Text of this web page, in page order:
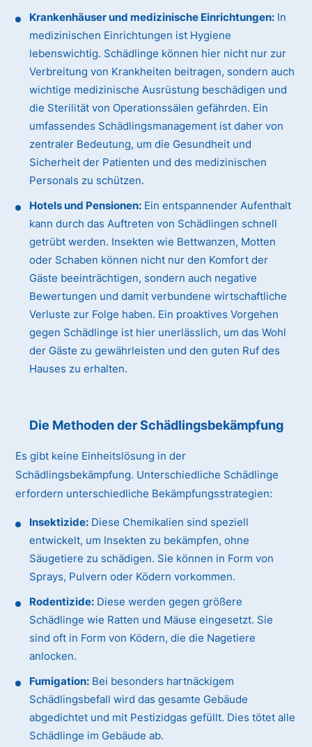
Krankenhäuser und medizinische Einrichtungen: In
medizinischen Einrichtungen ist Hygiene
lebenswichtig. Schädlinge können hier nicht nur zur
Verbreitung von Krankheiten beitragen, sondern auch
wichtige medizinische Ausrüstung beschädigen und
die Sterilität von Operationssälen gefährden. Ein
umfassendes Schädlingsmanagement ist daher von
zentraler Bedeutung, um die Gesundheit und
Sicherheit der Patienten und des medizinischen
Personals zu schützen.
Hotels und Pensionen: Ein entspannender Aufenthalt
kann durch das Auftreten von Schädlingen schnell
getrübt werden. Insekten wie Bettwanzen, Motten
oder Schaben können nicht nur den Komfort der
Gäste beeinträchtigen, sondern auch negative
Bewertungen und damit verbundene wirtschaftliche
Verluste zur Folge haben. Ein proaktives Vorgehen
gegen Schädlinge ist hier unerlässlich, um das Wohl
der Gäste zu gewährleisten und den guten Ruf des
Hauses zu erhalten.
Die Methoden der Schädlingsbekämpfung
Es gibt keine Einheitslösung in der
Schädlingsbekämpfung. Unterschiedliche Schädlinge
erfordern unterschiedliche Bekämpfungsstrategien:
Insektizide: Diese Chemikalien sind speziell
entwickelt, um Insekten zu bekämpfen, ohne
Säugetiere zu schädigen. Sie können in Form von
Sprays, Pulvern oder Ködern vorkommen.
Rodentizide: Diese werden gegen größere
Schädlinge wie Ratten und Mäuse eingesetzt. Sie
sind oft in Form von Ködern, die die Nagetiere
anlocken.
Fumigation: Bei besonders hartnäckigem
Schädlingsbefall wird das gesamte Gebäude
abgedichtet und mit Pestizidgas gefüllt. Dies tötet alle
Schädlinge im Gebäude ab.